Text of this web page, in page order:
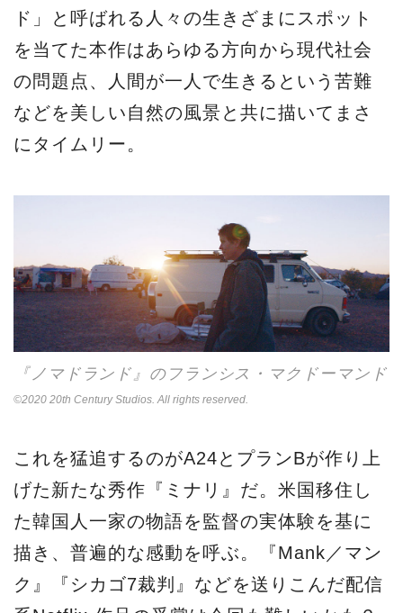
ド」と呼ばれる人々の生きざまにスポット
を当てた本作はあらゆる方向から現代社会
の問題点、人間が一人で生きるという苦難
などを美しい自然の風景と共に描いてまさ
にタイムリー。
『ノマドランド』のフランシス・マクドーマンド
©2020 20th Century Studios. All rights reserved.
これを猛追するのがA24とプランBが作り上
げた新たな秀作『ミナリ』だ。米国移住し
た韓国人一家の物語を監督の実体験を基に
描き、普遍的な感動を呼ぶ。『Mank／マン
ク』『シカゴ7裁判』などを送りこんだ配信